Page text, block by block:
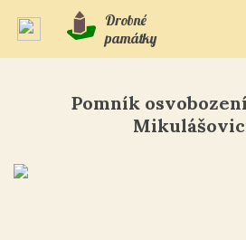
Drobné
památky
Pomník